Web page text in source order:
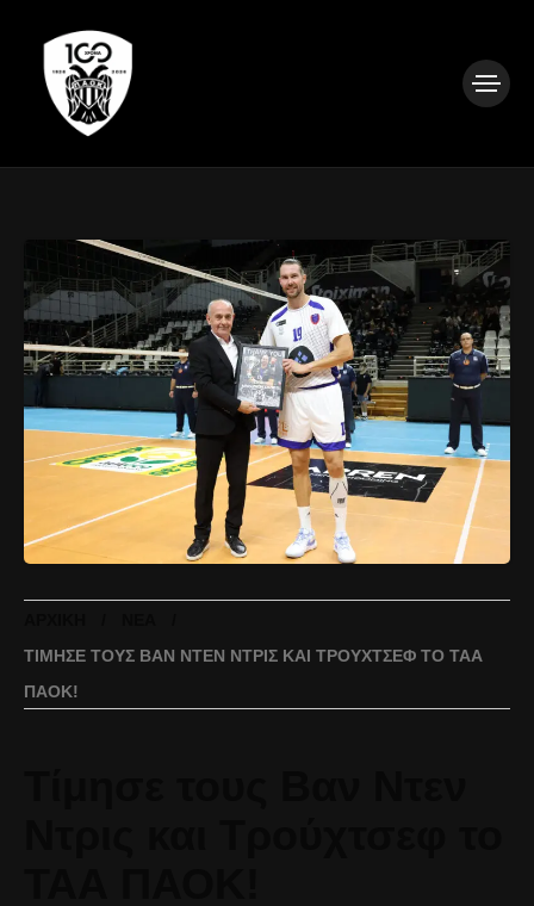
ΤΊΜΗΣΕ ΤΟΥΣ ΒΑΝ ΝΤΕΝ ΝΤΡΙΣ ΚΑΙ ΤΡΟΎΧΤΣΕΦ ΤΟ ΤΑΑ
ΠΑΟΚ!